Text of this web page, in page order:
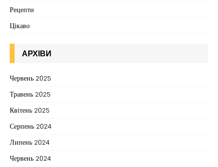
Рецепти
Цікаво
АРХІВИ
Червень 2025
Травень 2025
Квітень 2025
Серпень 2024
Липень 2024
Червень 2024